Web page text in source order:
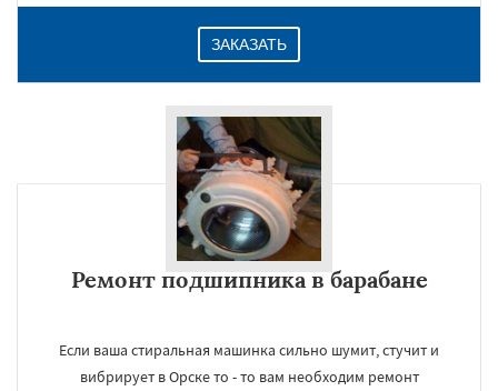
ЗАКАЗАТЬ
Ремонт подшипника в барабане
Если ваша стиральная машинка сильно шумит, стучит и
вибрирует в Орске то - то вам необходим ремонт